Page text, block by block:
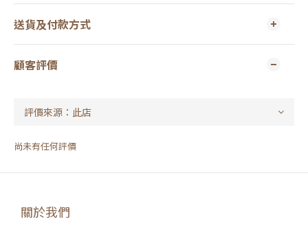
送貨及付款方式
顧客評價
尚未有任何評價
關於我們